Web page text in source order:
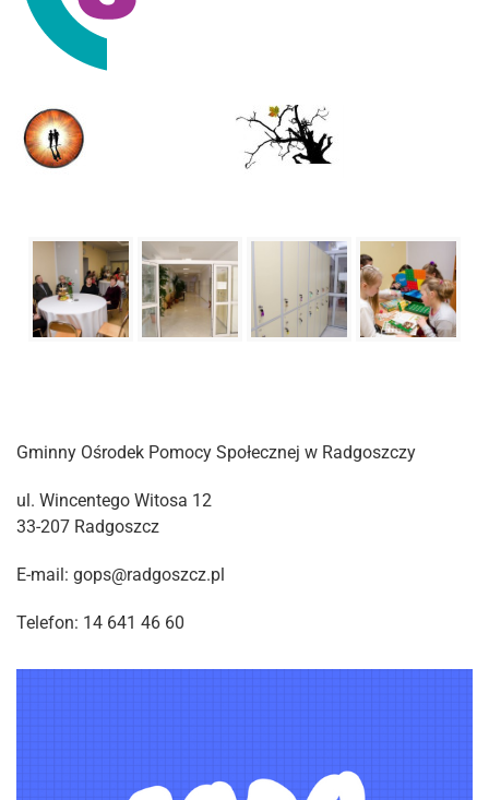
Gminny Ośrodek Pomocy Społecznej w Radgoszczy
ul. Wincentego Witosa 12
33-207 Radgoszcz
E-mail: gops@radgoszcz.pl
Telefon: 14 641 46 60